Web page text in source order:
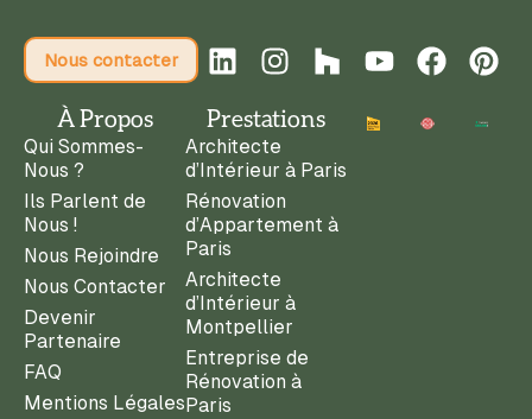
Nous contacter
À Propos
Qui Sommes-
Nous ?
Ils Parlent de
Nous !
Nous Rejoindre
Nous Contacter
Devenir
Partenaire
FAQ
Mentions Légales
Prestations
Architecte
d’Intérieur à Paris
Rénovation
d’Appartement à
Paris
Architecte
d’Intérieur à
Montpellier
Entreprise de
Rénovation à
Paris